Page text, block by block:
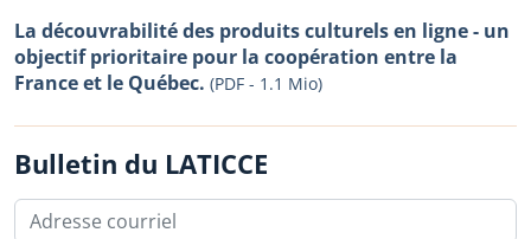
La découvrabilité des produits culturels en ligne - un
objectif prioritaire pour la coopération entre la
France et le Québec. (PDF - 1.1 Mio)
Bulletin du LATICCE